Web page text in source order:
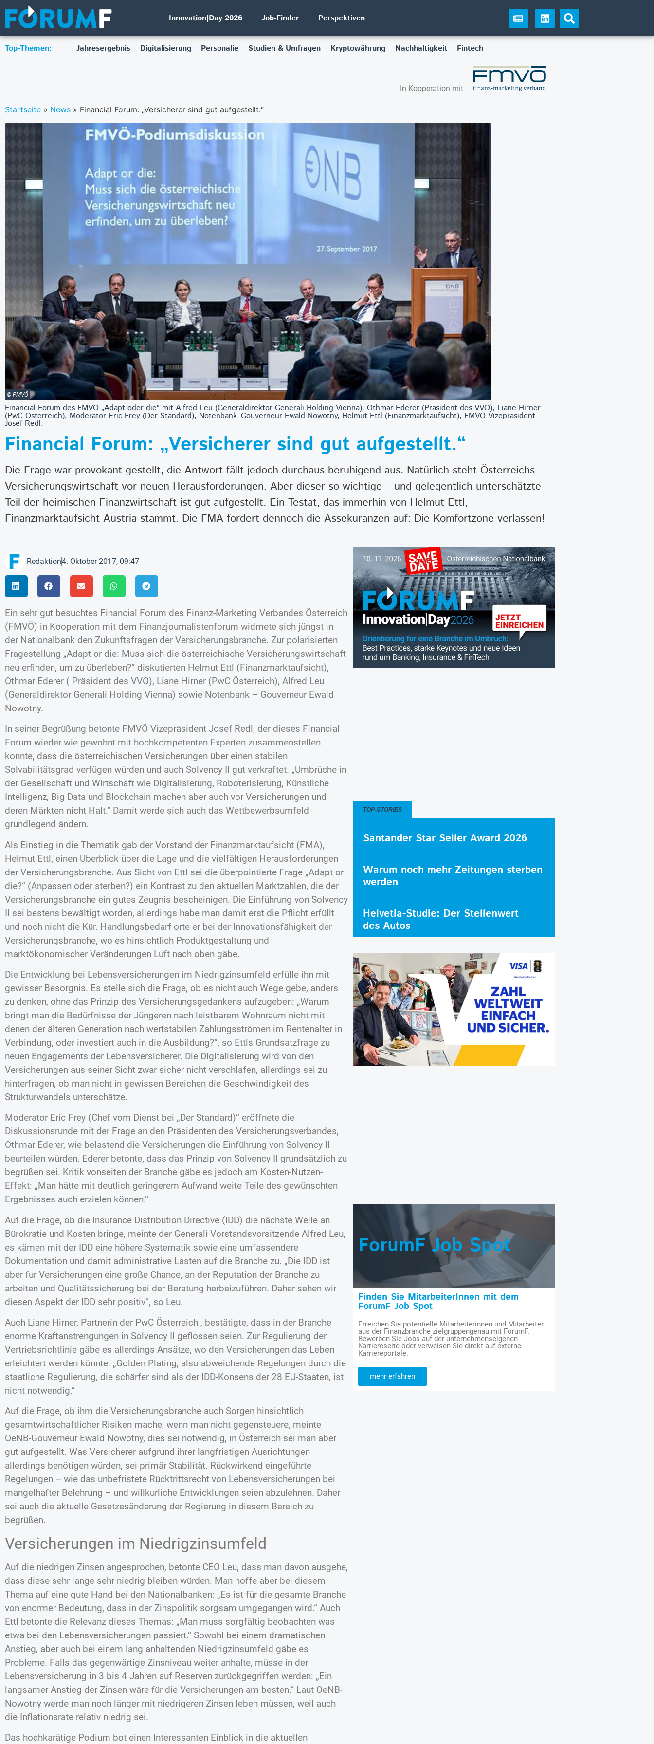
Innovation|Day 2026 Job-Finder Perspektiven
Top-Themen: Jahresergebnis Digitalisierung Personalie Studien & Umfragen Kryptowährung Nachhaltigkeit Fintech
In Kooperation mit
Startseite » News » Financial Forum: „Versicherer sind gut aufgestellt.“
© FMVÖ
Financial Forum des FMVÖ „Adapt oder die“ mit Alfred Leu (Generaldirektor Generali Holding Vienna), Othmar Ederer (Präsident des VVO), Liane Hirner
(PwC Österreich), Moderator Eric Frey (Der Standard), Notenbank–Gouverneur Ewald Nowotny, Helmut Ettl (Finanzmarktaufsicht), FMVÖ Vizepräsident
Josef Redl.
Financial Forum: „Versicherer sind gut aufgestellt.“
Die Frage war provokant gestellt, die Antwort fällt jedoch durchaus beruhigend aus. Natürlich steht Österreichs
Versicherungswirtschaft vor neuen Herausforderungen. Aber dieser so wichtige – und gelegentlich unterschätzte –
Teil der heimischen Finanzwirtschaft ist gut aufgestellt. Ein Testat, das immerhin von Helmut Ettl,
Finanzmarktaufsicht Austria stammt. Die FMA fordert dennoch die Assekuranzen auf: Die Komfortzone verlassen!
Redaktion4. Oktober 2017, 09:47
Ein sehr gut besuchtes Financial Forum des Finanz-Marketing Verbandes Österreich
(FMVÖ) in Kooperation mit dem Finanzjournalistenforum widmete sich jüngst in
der Nationalbank den Zukunftsfragen der Versicherungsbranche. Zur polarisierten
Fragestellung „Adapt or die: Muss sich die österreichische Versicherungswirtschaft
neu erfinden, um zu überleben?“ diskutierten Helmut Ettl (Finanzmarktaufsicht),
Othmar Ederer ( Präsident des VVO), Liane Hirner (PwC Österreich), Alfred Leu
(Generaldirektor Generali Holding Vienna) sowie Notenbank – Gouverneur Ewald
Nowotny.
In seiner Begrüßung betonte FMVÖ Vizepräsident Josef Redl, der dieses Financial
Forum wieder wie gewohnt mit hochkompetenten Experten zusammenstellen
konnte, dass die österreichischen Versicherungen über einen stabilen
Solvabilitätsgrad verfügen würden und auch Solvency II gut verkraftet. „Umbrüche in
der Gesellschaft und Wirtschaft wie Digitalisierung, Roboterisierung, Künstliche
Intelligenz, Big Data und Blockchain machen aber auch vor Versicherungen und
deren Märkten nicht Halt.“ Damit werde sich auch das Wettbewerbsumfeld
grundlegend ändern.
Als Einstieg in die Thematik gab der Vorstand der Finanzmarktaufsicht (FMA),
Helmut Ettl, einen Überblick über die Lage und die vielfältigen Herausforderungen
der Versicherungsbranche. Aus Sicht von Ettl sei die überpointierte Frage „Adapt or
die?“ (Anpassen oder sterben?) ein Kontrast zu den aktuellen Marktzahlen, die der
Versicherungsbranche ein gutes Zeugnis bescheinigen. Die Einführung von Solvency
II sei bestens bewältigt worden, allerdings habe man damit erst die Pflicht erfüllt
und noch nicht die Kür. Handlungsbedarf orte er bei der Innovationsfähigkeit der
Versicherungsbranche, wo es hinsichtlich Produktgestaltung und
marktökonomischer Veränderungen Luft nach oben gäbe.
Die Entwicklung bei Lebensversicherungen im Niedrigzinsumfeld erfülle ihn mit
gewisser Besorgnis. Es stelle sich die Frage, ob es nicht auch Wege gebe, anders
zu denken, ohne das Prinzip des Versicherungsgedankens aufzugeben: „Warum
bringt man die Bedürfnisse der Jüngeren nach leistbarem Wohnraum nicht mit
denen der älteren Generation nach wertstabilen Zahlungsströmen im Rentenalter in
Verbindung, oder investiert auch in die Ausbildung?“, so Ettls Grundsatzfrage zu
neuen Engagements der Lebensversicherer. Die Digitalisierung wird von den
Versicherungen aus seiner Sicht zwar sicher nicht verschlafen, allerdings sei zu
hinterfragen, ob man nicht in gewissen Bereichen die Geschwindigkeit des
Strukturwandels unterschätze.
Moderator Eric Frey (Chef vom Dienst bei „Der Standard)“ eröffnete die
Diskussionsrunde mit der Frage an den Präsidenten des Versicherungsverbandes,
Othmar Ederer, wie belastend die Versicherungen die Einführung von Solvency II
beurteilen würden. Ederer betonte, dass das Prinzip von Solvency II grundsätzlich zu
begrüßen sei. Kritik vonseiten der Branche gäbe es jedoch am Kosten-Nutzen-
Effekt: „Man hätte mit deutlich geringerem Aufwand weite Teile des gewünschten
Ergebnisses auch erzielen können.“
Auf die Frage, ob die Insurance Distribution Directive (IDD) die nächste Welle an
Bürokratie und Kosten bringe, meinte der Generali Vorstandsvorsitzende Alfred Leu,
es kämen mit der IDD eine höhere Systematik sowie eine umfassendere
Dokumentation und damit administrative Lasten auf die Branche zu. „Die IDD ist
aber für Versicherungen eine große Chance, an der Reputation der Branche zu
arbeiten und Qualitätssicherung bei der Beratung herbeizuführen. Daher sehen wir
diesen Aspekt der IDD sehr positiv“, so Leu.
Auch Liane Hirner, Partnerin der PwC Österreich , bestätigte, dass in der Branche
enorme Kraftanstrengungen in Solvency II geflossen seien. Zur Regulierung der
Vertriebsrichtlinie gäbe es allerdings Ansätze, wo den Versicherungen das Leben
erleichtert werden könnte: „Golden Plating, also abweichende Regelungen durch die
staatliche Regulierung, die schärfer sind als der IDD-Konsens der 28 EU-Staaten, ist
nicht notwendig.“
Auf die Frage, ob ihm die Versicherungsbranche auch Sorgen hinsichtlich
gesamtwirtschaftlicher Risiken mache, wenn man nicht gegensteuere, meinte
OeNB-Gouverneur Ewald Nowotny, dies sei notwendig, in Österreich sei man aber
gut aufgestellt. Was Versicherer aufgrund ihrer langfristigen Ausrichtungen
allerdings benötigen würden, sei primär Stabilität. Rückwirkend eingeführte
Regelungen – wie das unbefristete Rücktrittsrecht von Lebensversicherungen bei
mangelhafter Belehrung – und willkürliche Entwicklungen seien abzulehnen. Daher
sei auch die aktuelle Gesetzesänderung der Regierung in diesem Bereich zu
begrüßen.
Versicherungen im Niedrigzinsumfeld
Auf die niedrigen Zinsen angesprochen, betonte CEO Leu, dass man davon ausgehe,
dass diese sehr lange sehr niedrig bleiben würden. Man hoffe aber bei diesem
Thema auf eine gute Hand bei den Nationalbanken: „Es ist für die gesamte Branche
von enormer Bedeutung, dass in der Zinspolitik sorgsam umgegangen wird.“ Auch
Ettl betonte die Relevanz dieses Themas: „Man muss sorgfältig beobachten was
etwa bei den Lebensversicherungen passiert.“ Sowohl bei einem dramatischen
Anstieg, aber auch bei einem lang anhaltenden Niedrigzinsumfeld gäbe es
Probleme. Falls das gegenwärtige Zinsniveau weiter anhalte, müsse in der
Lebensversicherung in 3 bis 4 Jahren auf Reserven zurückgegriffen werden: „Ein
langsamer Anstieg der Zinsen wäre für die Versicherungen am besten.“ Laut OeNB-
Nowotny werde man noch länger mit niedrigeren Zinsen leben müssen, weil auch
die Inflationsrate relativ niedrig sei.
Das hochkarätige Podium bot einen Interessanten Einblick in die aktuellen
TOP-STORIES
Santander Star Seller Award 2026
Warum noch mehr Zeitungen sterben
werden
Helvetia-Studie: Der Stellenwert
des Autos
ForumF Job Spot
Finden Sie MitarbeiterInnen mit dem
ForumF Job Spot
Erreichen Sie potentielle Mitarbeiterinnen und Mitarbeiter
aus der Finanzbranche zielgruppengenau mit ForumF.
Bewerben Sie Jobs auf der unternehmenseigenen
Karriereseite oder verweisen Sie direkt auf externe
Karriereportale.
mehr erfahren